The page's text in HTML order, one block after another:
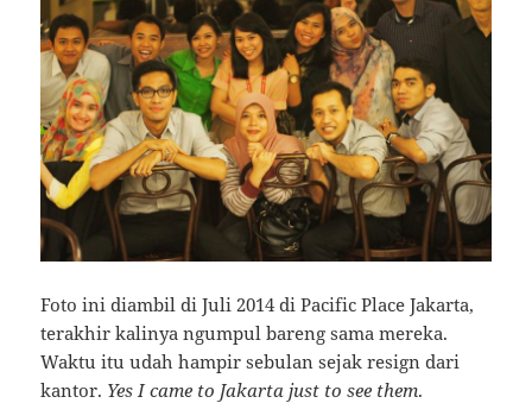
Foto ini diambil di Juli 2014 di Pacific Place Jakarta,
terakhir kalinya ngumpul bareng sama mereka.
Waktu itu udah hampir sebulan sejak resign dari
kantor. Yes I came to Jakarta just to see them.